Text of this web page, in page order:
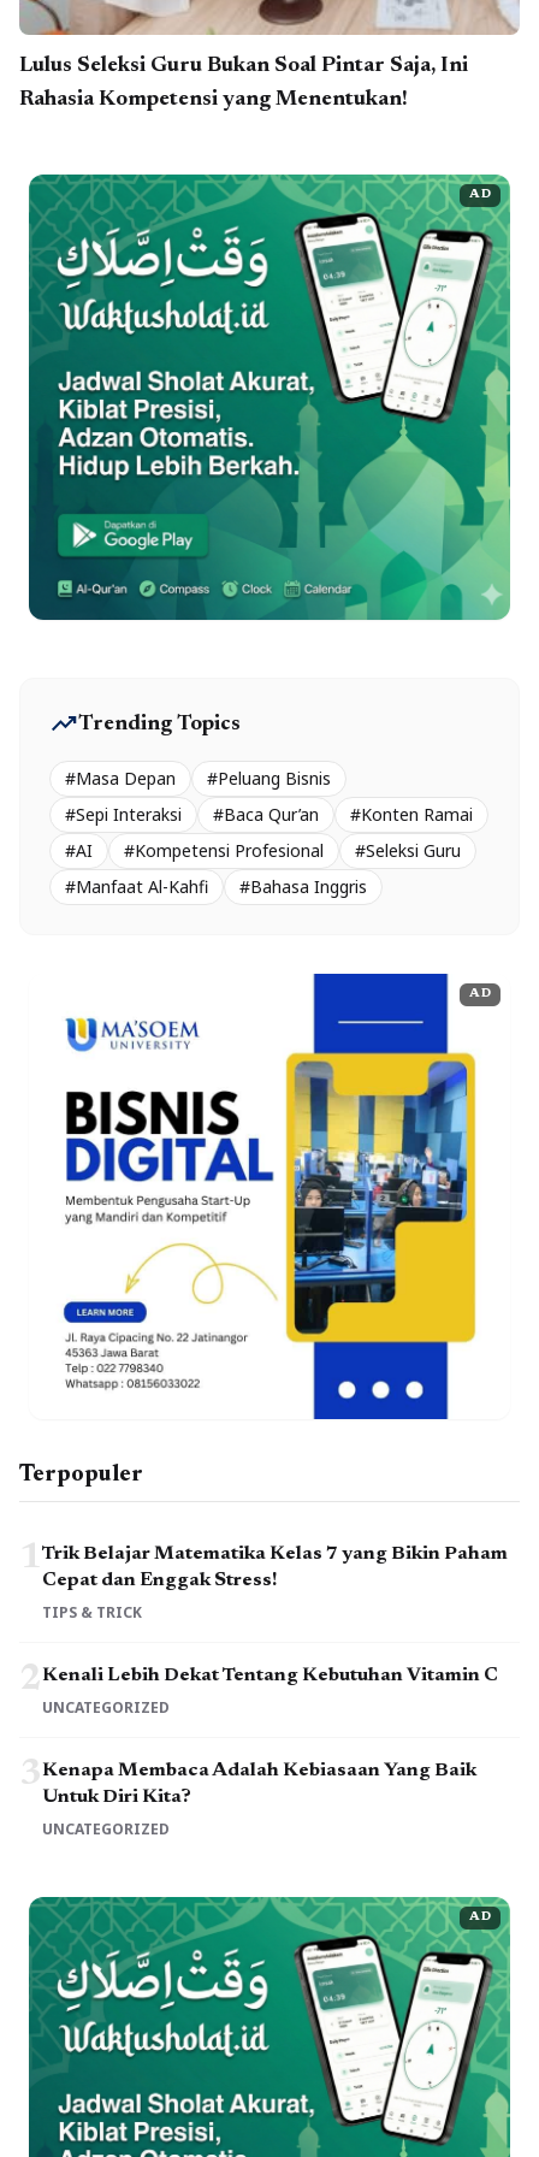
Lulus Seleksi Guru Bukan Soal Pintar Saja, Ini
Rahasia Kompetensi yang Menentukan!
AD
trending_upTrending Topics
#Masa Depan
#Peluang Bisnis
#Sepi Interaksi
#Baca Qur’an
#Konten Ramai
#AI
#Kompetensi Profesional
#Seleksi Guru
#Manfaat Al-Kahfi
#Bahasa Inggris
AD
Terpopuler
1Trik Belajar Matematika Kelas 7 yang Bikin Paham
Cepat dan Enggak Stress!
TIPS & TRICK
2Kenali Lebih Dekat Tentang Kebutuhan Vitamin C
UNCATEGORIZED
3Kenapa Membaca Adalah Kebiasaan Yang Baik
Untuk Diri Kita?
UNCATEGORIZED
AD